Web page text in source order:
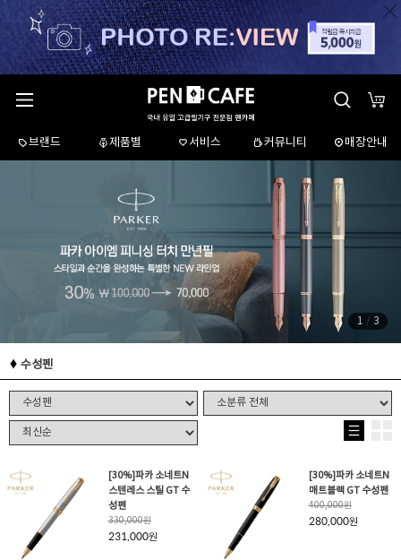
브랜드 제품별 서비스 커뮤니티 매장안내
1 / 3
수성펜
[30%]파카 소네트N
스텐레스 스틸 GT 수
성펜
330,000원
231,000원
[30%]파카 소네트N
매트블랙 GT 수성펜
400,000원
280,000원